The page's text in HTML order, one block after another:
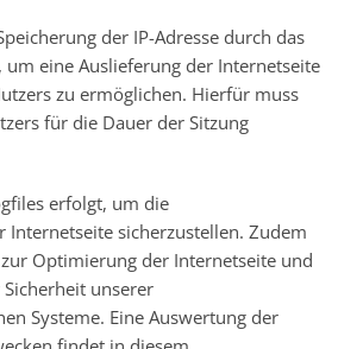
der IP-Adresse durch das
eine Auslieferung der Internetseite
zu ermöglichen. Hierfür muss
für die Dauer der Sitzung
erfolgt, um die
Internetseite sicherzustellen. Zudem
Optimierung der Internetseite und
unserer
Systeme. Eine Auswertung der